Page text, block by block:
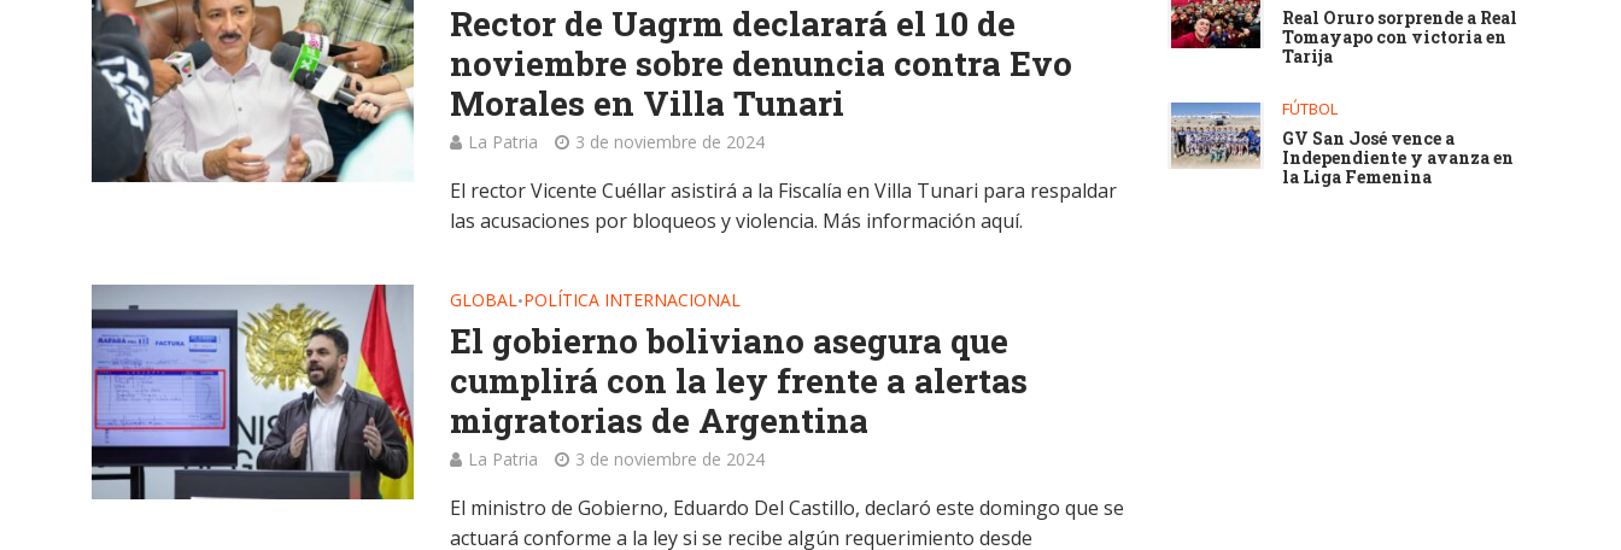
Rector de Uagrm declarará el 10 de
noviembre sobre denuncia contra Evo
Morales en Villa Tunari
La Patria 3 de noviembre de 2024
El rector Vicente Cuéllar asistirá a la Fiscalía en Villa Tunari para respaldar
las acusaciones por bloqueos y violencia. Más información aquí.
GLOBAL•POLÍTICA INTERNACIONAL
El gobierno boliviano asegura que
cumplirá con la ley frente a alertas
migratorias de Argentina
La Patria 3 de noviembre de 2024
El ministro de Gobierno, Eduardo Del Castillo, declaró este domingo que se
actuará conforme a la ley si se recibe algún requerimiento desde
Real Oruro sorprende a Real
Tomayapo con victoria en
Tarija
FÚTBOL
GV San José vence a
Independiente y avanza en
la Liga Femenina